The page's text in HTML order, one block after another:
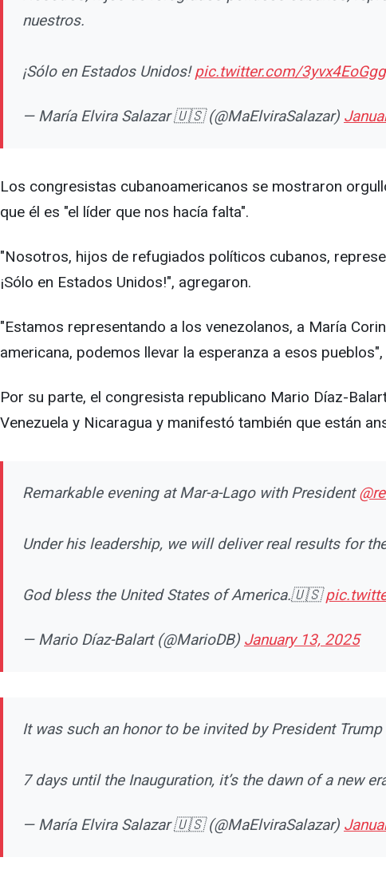
nuestros.
¡Sólo en Estados Unidos!pic.twitter.com/3yvx4EoGgg
— María Elvira Salazar 🇺🇸 (@MaElviraSalazar)
Los congresistas cubanoamericanos se mostraron
que él es "el líder que nos hacía falta".
"Nosotros, hijos de refugiados políticos cubanos,
¡Sólo en Estados Unidos!", agregaron.
"Estamos representando a los venezolanos, a María
americana, podemos llevar la esperanza a esos
Por su parte, el congresista republicano Mario Díaz-
Venezuela y Nicaragua y manifestó también que están
Remarkable evening at Mar-a-Lago with President
Under his leadership, we will deliver real results for
God bless the United States of America.🇺🇸
— Mario Díaz-Balart (@MarioDB) January 13, 2025
It was such an honor to be invited by President
7 days until the Inauguration, it’s the dawn of a new
— María Elvira Salazar 🇺🇸 (@MaElviraSalazar)